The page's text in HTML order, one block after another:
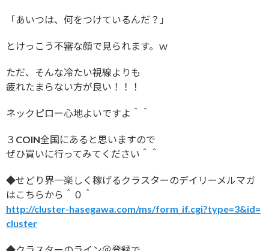
「あいつは、何をつけているんだ？」
とけっこう不審な顔で見られます。ｗ
ただ、そんな冷たい視線よりも
疲れたまらない方が良い！！！
ネックピロー心地よいですよ＾＾
３COIN全国にあると思いますので
ぜひ買いに行ってみてください＾＾
◆せどり界一楽しく稼げるクラスターのデイリーメルマガ
はこちらから＾０＾
http://cluster-hasegawa.com/ms/form_if.cgi?type=3&id=
cluster